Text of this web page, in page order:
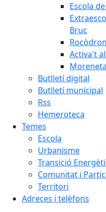
Escola
Bruc
Activa't
Butlletí digital
Butlletí municipal
Rss
Hemeroteca
Temes
Escola
Urbanisme
Transició
Comunitat i
Territori
Adreces i telèfons